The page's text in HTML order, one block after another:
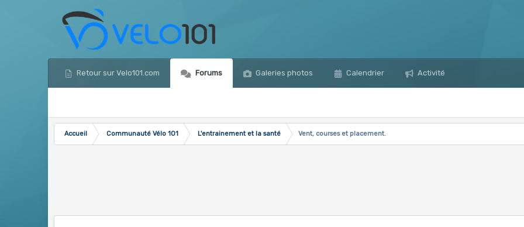
Retour sur Velo101.com Forums Galeries photos Calendrier Activité
Accueil Communauté Vélo 101 L'entrainement et la santé Vent, courses et placement.